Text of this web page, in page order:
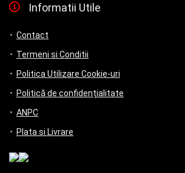
Informatii Utile
Contact
Termeni si Conditii
Politica Utilizare Cookie-uri
Politică de confidențialitate
ANPC
Plata si Livrare